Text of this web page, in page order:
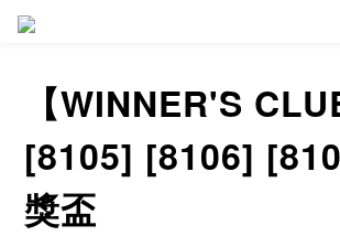
【WINNER'S
[8105] [8106]
獎盃